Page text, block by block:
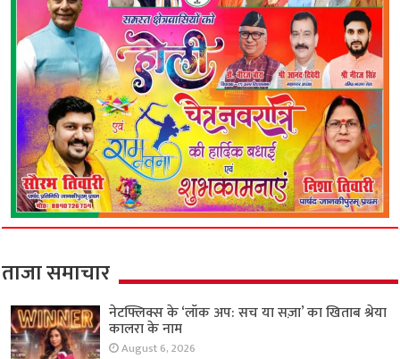
ताजा समाचार
नेटफ्लिक्स के ‘लॉक अप: सच या सज़ा’ का खिताब श्रेया
कालरा के नाम
August 6, 2026